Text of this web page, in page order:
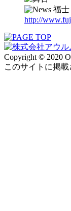
福士
http://
Copyright © 2020
このサイトに掲